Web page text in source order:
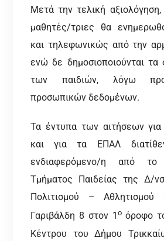
Μετά την τελική αξιολόγηση,
μαθητές/τριες θα
και τηλεφωνικώς από την
ενώ δε δημοσιοποιούνται τα
των παιδιών, λόγω
προσωπικών δεδομένων.
Τα έντυπα των αιτήσεων
και για τα ΕΠΑΛ
ενδιαφερόμενο/η από
Τμήματος Παιδείας της Δ/
Πολιτισμού –
Γαριβάλδη 8 στον 1 ο όροφο
Κέντρου του Δήμου